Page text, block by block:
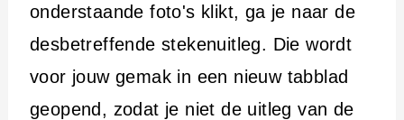
onderstaande foto's klikt, ga je naar de
desbetreffende stekenuitleg. Die wordt
voor jouw gemak in een nieuw tabblad
geopend, zodat je niet de uitleg van de